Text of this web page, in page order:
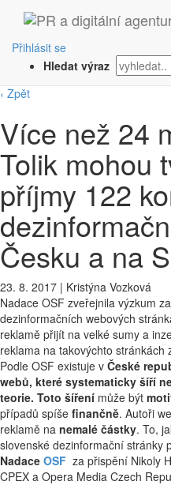
Přihlásit se
Hledat výraz
‹ Zpět
Více než 24
Tolik mohou
příjmy 122
Česku a na
23. 8. 2017 | Kristýna Vozková
Nadace OSF zveřejnila výzkum
dezinformačních webových
reklamě přijít na velké sumy a
reklama na takovýchto stránkách
Podle OSF existuje v České
webů, které systematicky šíří
teorie. Toto šíření může být
případů spíše finančně. Autoři
reklamě na nemalé částky. To,
slovenské dezinformační stránky
Nadace OSF za přispění Nikoly
CPEX a Opera Media Czech